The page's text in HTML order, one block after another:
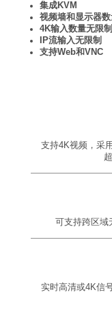
集成KVM
视频墙和显示器数
4K输入数量无限制
IP流输入无限制
支持Web和VNC
支持4K视频，采
可支持跨区域
实时高清或4K信